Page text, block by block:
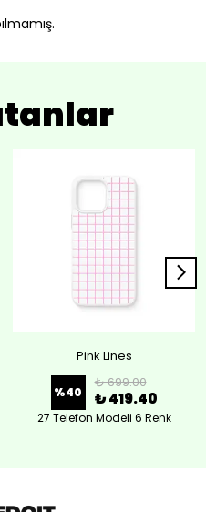
Pink Lines
%40
₺ 699.00
₺ 419.40
27 Telefon Modeli 6 Renk